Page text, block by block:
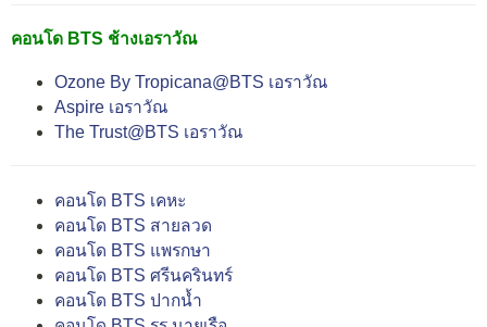
คอนโด BTS ช้างเอราวัณ
Ozone By Tropicana@BTS เอราวัณ
Aspire เอราวัณ
The Trust@BTS เอราวัณ
คอนโด BTS เคหะ
คอนโด BTS สายลวด
คอนโด BTS แพรกษา
คอนโด BTS ศรีนครินทร์
คอนโด BTS ปากน้ำ